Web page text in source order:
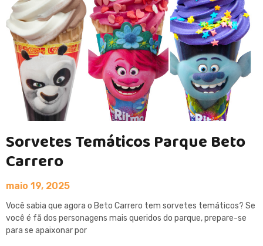
Sorvetes Temáticos Parque Beto
Carrero
maio 19, 2025
Você sabia que agora o Beto Carrero tem sorvetes temáticos? Se
você é fã dos personagens mais queridos do parque, prepare-se
para se apaixonar por